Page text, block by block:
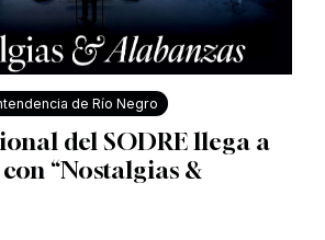
de Río Negro
del SODRE llega a
“Nostalgias &